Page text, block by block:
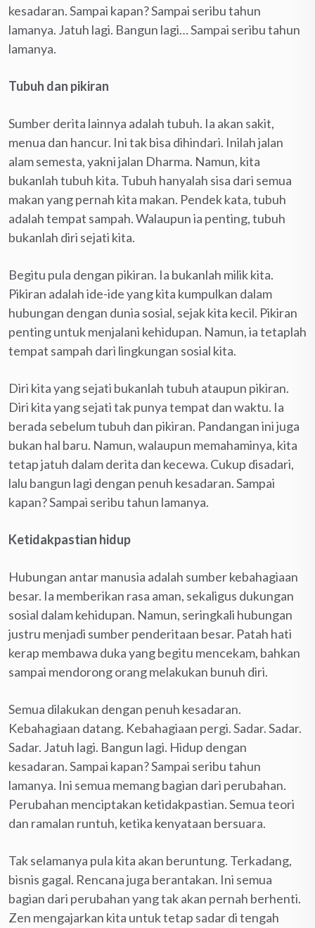
kesadaran. Sampai kapan? Sampai seribu tahun
lamanya. Jatuh lagi. Bangun lagi… Sampai seribu tahun
lamanya.
Tubuh dan pikiran
Sumber derita lainnya adalah tubuh. Ia akan sakit,
menua dan hancur. Ini tak bisa dihindari. Inilah jalan
alam semesta, yakni jalan Dharma. Namun, kita
bukanlah tubuh kita. Tubuh hanyalah sisa dari semua
makan yang pernah kita makan. Pendek kata, tubuh
adalah tempat sampah. Walaupun ia penting, tubuh
bukanlah diri sejati kita.
Begitu pula dengan pikiran. Ia bukanlah milik kita.
Pikiran adalah ide-ide yang kita kumpulkan dalam
hubungan dengan dunia sosial, sejak kita kecil. Pikiran
penting untuk menjalani kehidupan. Namun, ia tetaplah
tempat sampah dari lingkungan sosial kita.
Diri kita yang sejati bukanlah tubuh ataupun pikiran.
Diri kita yang sejati tak punya tempat dan waktu. Ia
berada sebelum tubuh dan pikiran. Pandangan ini juga
bukan hal baru. Namun, walaupun memahaminya, kita
tetap jatuh dalam derita dan kecewa. Cukup disadari,
lalu bangun lagi dengan penuh kesadaran. Sampai
kapan? Sampai seribu tahun lamanya.
Ketidakpastian hidup
Hubungan antar manusia adalah sumber kebahagiaan
besar. Ia memberikan rasa aman, sekaligus dukungan
sosial dalam kehidupan. Namun, seringkali hubungan
justru menjadi sumber penderitaan besar. Patah hati
kerap membawa duka yang begitu mencekam, bahkan
sampai mendorong orang melakukan bunuh diri.
Semua dilakukan dengan penuh kesadaran.
Kebahagiaan datang. Kebahagiaan pergi. Sadar. Sadar.
Sadar. Jatuh lagi. Bangun lagi. Hidup dengan
kesadaran. Sampai kapan? Sampai seribu tahun
lamanya. Ini semua memang bagian dari perubahan.
Perubahan menciptakan ketidakpastian. Semua teori
dan ramalan runtuh, ketika kenyataan bersuara.
Tak selamanya pula kita akan beruntung. Terkadang,
bisnis gagal. Rencana juga berantakan. Ini semua
bagian dari perubahan yang tak akan pernah berhenti.
Zen mengajarkan kita untuk tetap sadar di tengah